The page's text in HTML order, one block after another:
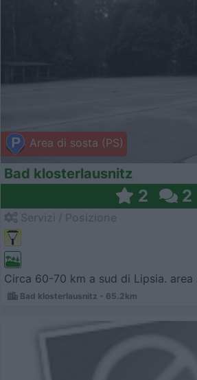
Area di sosta (PS)
Bad klosterlausnitz
2 2
Circa 60-70 km a sud di Lipsia. area
Bad klosterlausnitz - 65.2km